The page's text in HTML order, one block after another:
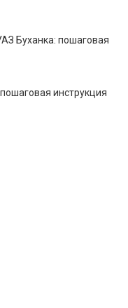
Буханка: пошаговая
инструкция